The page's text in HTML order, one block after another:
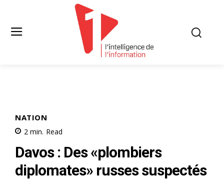
NATION
2 min. Read
Davos : Des «plombiers
diplomates» russes suspectés